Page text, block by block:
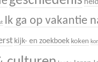
Ik ga op vakantie
kijk- en zoekboek koken